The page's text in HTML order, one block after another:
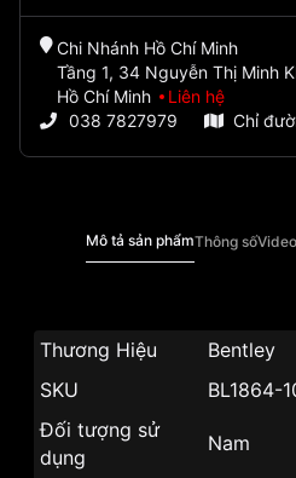
Chi Nhánh Hồ Chí Minh
Tầng 1, 34 Nguyễn Thị Minh
Hồ Chí Minh
Liên hệ
038 7827979
Chỉ
Mô tả sản phẩmThông sốVideo
Thương Hiệu
Bentley
SKU
BL1864-
Đối tượng sử
dụng
Nam